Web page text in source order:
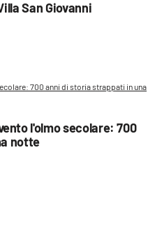
San Giovanni
l'olmo secolare: 700
notte